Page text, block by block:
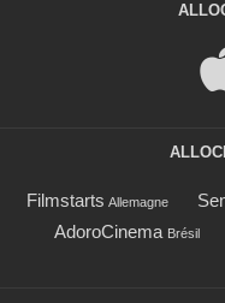
Filmstarts Allemagne
AdoroCinema Brésil